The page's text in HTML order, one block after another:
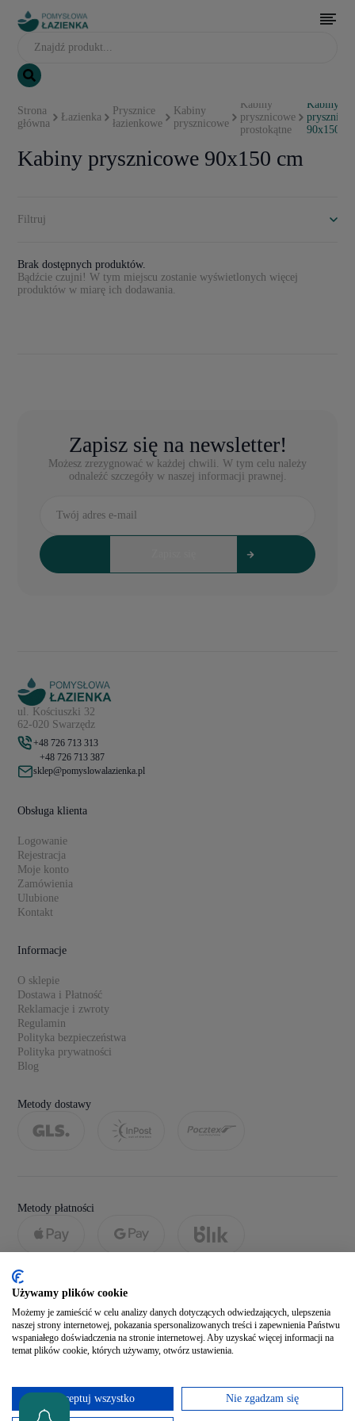
Strona
główna
Łazienka
Prysznice
łazienkowe
Kabiny
prysznicowe
Kabiny
prysznicowe
prostokątne
Kabiny
90x150
Kabiny prysznicowe 90x150 cm
Filtruj
Brak dostępnych produktów.
Bądźcie czujni! W tym miejscu zostanie wyświetlonych więcej
produktów w miarę ich dodawania.
Zapisz się na newsletter!
Możesz zrezygnować w każdej chwili. W tym celu należy
odnaleźć szczegóły w naszej informacji prawnej.
ul. Kościuszki 32
62-020 Swarzędz
+48 726 713 313
+48 726 713 387
sklep@pomyslowalazienka.pl
Obsługa klienta
Logowanie
Rejestracja
Moje konto
Zamówienia
Ulubione
Kontakt
Informacje
O sklepie
Dostawa i Płatność
Reklamacje i zwroty
Regulamin
Polityka bezpieczeństwa
Polityka prywatności
Blog
Metody dostawy
Metody płatności
Social media
Zobacz naszego Facebooka
Używamy plików cookie
Możemy je zamieścić w celu analizy danych dotyczących odwiedzających, ulepszenia
naszej strony internetowej, pokazania spersonalizowanych treści i zapewnienia Państwu
wspaniałego doświadczenia na stronie internetowej. Aby uzyskać więcej informacji na
temat plików cookie, których używamy, otwórz ustawienia.
Akceptuj wszystko Nie zgadzam się